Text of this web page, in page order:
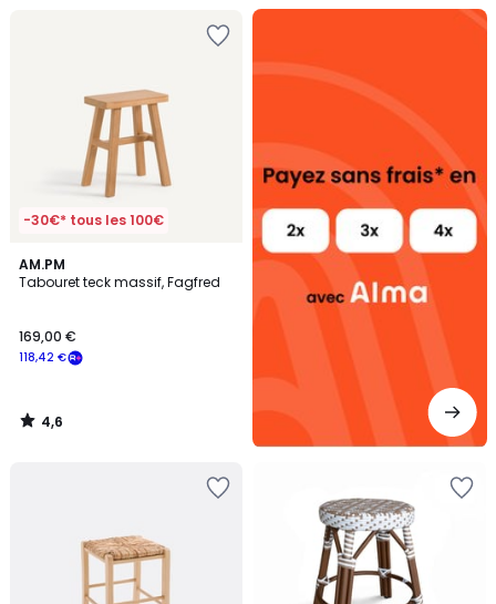
-30€* tous les 100€
AM.PM
Tabouret teck massif, Fagfred
118,42 €
169,00 €
4,6
/ 5
4,6
/
Alma
sans